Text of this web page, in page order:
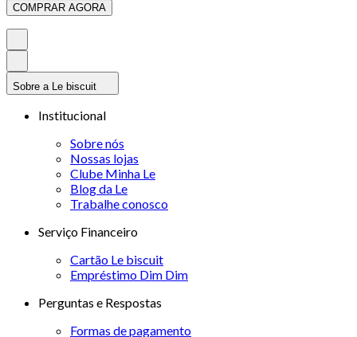
COMPRAR AGORA
Sobre a Le biscuit
Institucional
Sobre nós
Nossas lojas
Clube Minha Le
Blog da Le
Trabalhe conosco
Serviço Financeiro
Cartão Le biscuit
Empréstimo Dim Dim
Perguntas e Respostas
Formas de pagamento